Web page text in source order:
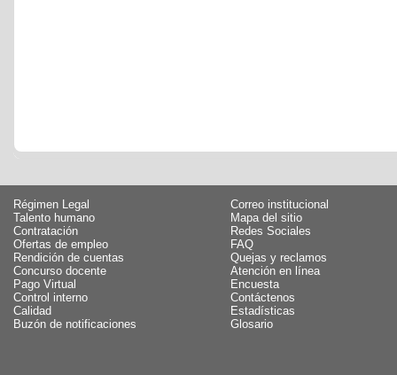
Régimen Legal
Talento humano
Contratación
Ofertas de empleo
Rendición de cuentas
Concurso docente
Pago Virtual
Control interno
Calidad
Buzón de notificaciones
Correo institucional
Mapa del sitio
Redes Sociales
FAQ
Quejas y reclamos
Atención en línea
Encuesta
Contáctenos
Estadísticas
Glosario